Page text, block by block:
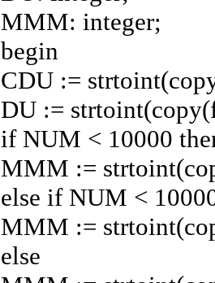
MMM: integer;
begin
CDU :=
DU :=
if NUM < 10000
MMM :=
else if NUM <
MMM :=
else